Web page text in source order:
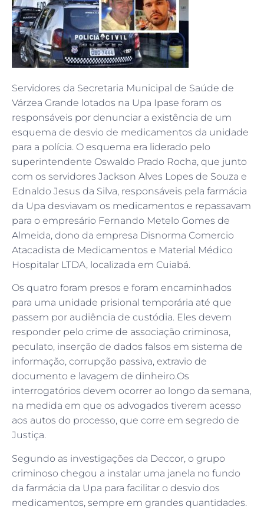
Servidores da Secretaria Municipal de Saúde de
Várzea Grande lotados na Upa Ipase foram os
responsáveis por denunciar a existência de um
esquema de desvio de medicamentos da unidade
para a polícia. O esquema era liderado pelo
superintendente Oswaldo Prado Rocha, que junto
com os servidores Jackson Alves Lopes de Souza e
Ednaldo Jesus da Silva, responsáveis pela farmácia
da Upa desviavam os medicamentos e repassavam
para o empresário Fernando Metelo Gomes de
Almeida, dono da empresa Disnorma Comercio
Atacadista de Medicamentos e Material Médico
Hospitalar LTDA, localizada em Cuiabá.
Os quatro foram presos e foram encaminhados
para uma unidade prisional temporária até que
passem por audiência de custódia. Eles devem
responder pelo crime de associação criminosa,
peculato, inserção de dados falsos em sistema de
informação, corrupção passiva, extravio de
documento e lavagem de dinheiro.Os
interrogatórios devem ocorrer ao longo da semana,
na medida em que os advogados tiverem acesso
aos autos do processo, que corre em segredo de
Justiça.
Segundo as investigações da Deccor, o grupo
criminoso chegou a instalar uma janela no fundo
da farmácia da Upa para facilitar o desvio dos
medicamentos, sempre em grandes quantidades.